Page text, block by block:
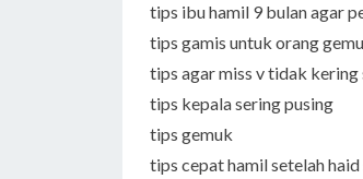
tips ibu hamil 9 bulan agar
tips gamis untuk orang
tips agar miss v tidak
tips kepala sering pusing
tips gemuk
tips cepat hamil setelah haid